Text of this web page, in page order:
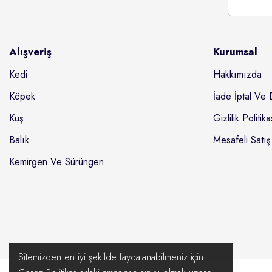
Alışveriş
Kedi
Köpek
Kuş
Balık
Kemirgen Ve Sürüngen
Kurumsal
Hakkımızda
İade İptal Ve
Gizlilik
Mesafeli
Sitemizden en iyi şekilde faydalanabilmeniz için